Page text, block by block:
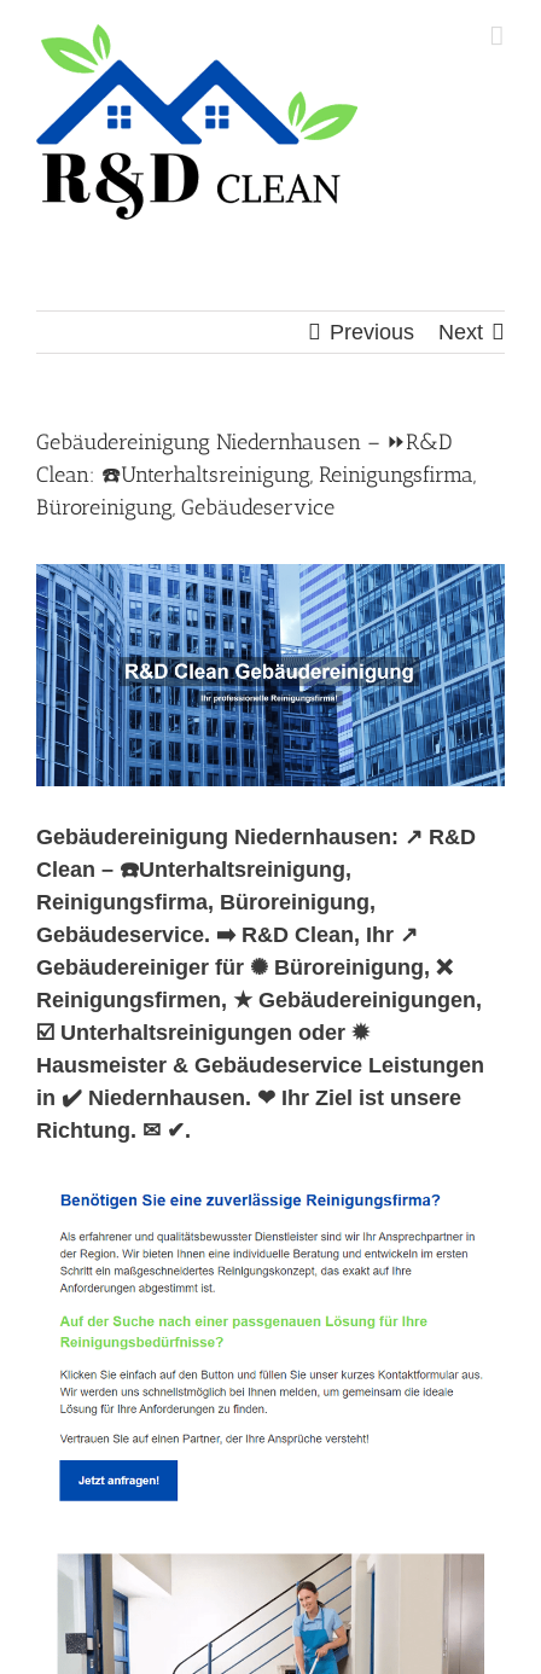
Previous Next
Gebäudereinigung Niedernhausen – ⏩R&D
Clean: ☎️Unterhaltsreinigung, Reinigungsfirma,
Büroreinigung, Gebäudeservice
Gebäudereinigung Niedernhausen: ↗️ R&D
Clean – ☎️Unterhaltsreinigung,
Reinigungsfirma, Büroreinigung,
Gebäudeservice. ➡️ R&D Clean, Ihr ↗️
Gebäudereiniger für ✺ Büroreinigung, ❌
Reinigungsfirmen, ★ Gebäudereinigungen,
☑️ Unterhaltsreinigungen oder ✹
Hausmeister & Gebäudeservice Leistungen
in ✔️ Niedernhausen. ❤ Ihr Ziel ist unsere
Richtung. ✉ ✔.